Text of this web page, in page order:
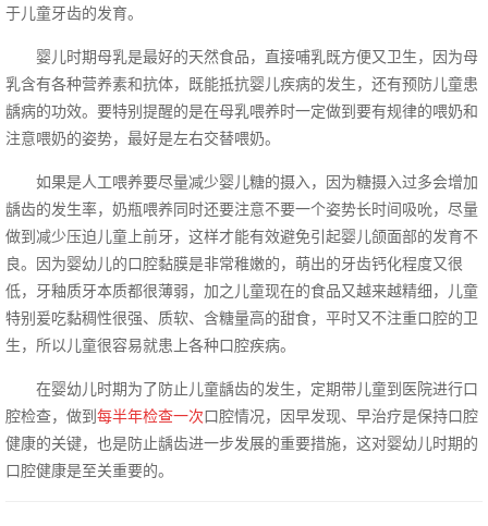
于儿童牙齿的发育。
婴儿时期母乳是最好的天然食品，直接哺乳既方便又卫生，因为母
乳含有各种营养素和抗体，既能抵抗婴儿疾病的发生，还有预防儿童患
龋病的功效。要特别提醒的是在母乳喂养时一定做到要有规律的喂奶和
注意喂奶的姿势，最好是左右交替喂奶。
如果是人工喂养要尽量减少婴儿糖的摄入，因为糖摄入过多会增加
龋齿的发生率，奶瓶喂养同时还要注意不要一个姿势长时间吸吮，尽量
做到减少压迫儿童上前牙，这样才能有效避免引起婴儿颌面部的发育不
良。因为婴幼儿的口腔黏膜是非常稚嫩的，萌出的牙齿钙化程度又很
低，牙釉质牙本质都很薄弱，加之儿童现在的食品又越来越精细，儿童
特别爰吃黏稠性很强、质软、含糖量高的甜食，平时又不注重口腔的卫
生，所以儿童很容易就患上各种口腔疾病。
在婴幼儿时期为了防止儿童龋齿的发生，定期带儿童到医院进行口
腔检查，做到 每半年检查一次口腔情况，因早发现、早治疗是保持口腔
健康的关键，也是防止龋齿进一步发展的重要措施，这对婴幼儿时期的
口腔健康是至关重要的。